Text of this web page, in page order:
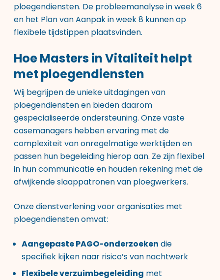
ploegendiensten. De probleemanalyse in week 6
en het Plan van Aanpak in week 8 kunnen op
flexibele tijdstippen plaatsvinden.
Hoe Masters in Vitaliteit helpt
met ploegendiensten
Wij begrijpen de unieke uitdagingen van
ploegendiensten en bieden daarom
gespecialiseerde ondersteuning. Onze vaste
casemanagers hebben ervaring met de
complexiteit van onregelmatige werktijden en
passen hun begeleiding hierop aan. Ze zijn flexibel
in hun communicatie en houden rekening met de
afwijkende slaappatronen van ploegwerkers.
Onze dienstverlening voor organisaties met
ploegendiensten omvat:
Aangepaste PAGO-onderzoeken die
specifiek kijken naar risico’s van nachtwerk
Flexibele verzuimbegeleiding met